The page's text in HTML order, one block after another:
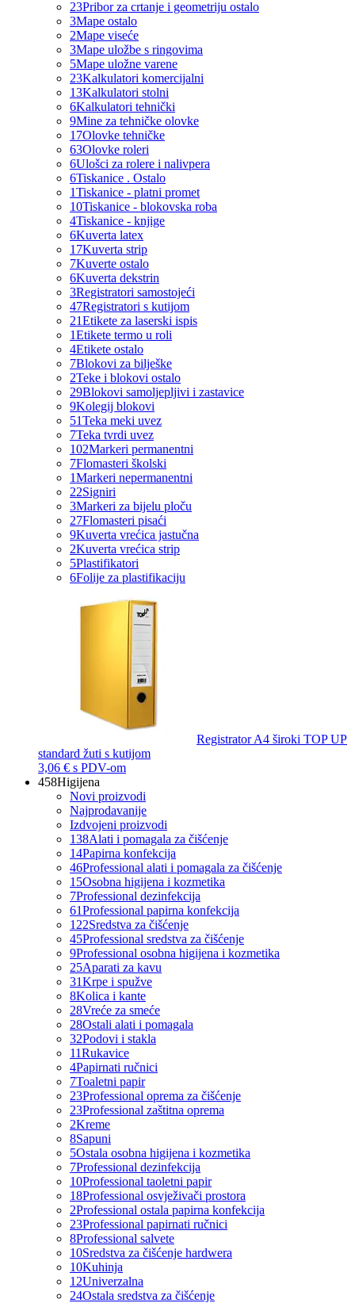
23Pribor za crtanje i geometriju ostalo
3Mape ostalo
2Mape viseće
3Mape uložbe s ringovima
5Mape uložne varene
23Kalkulatori komercijalni
13Kalkulatori stolni
6Kalkulatori tehnički
9Mine za tehničke olovke
17Olovke tehničke
63Olovke roleri
6Ulošci za rolere i nalivpera
6Tiskanice . Ostalo
1Tiskanice - platni promet
10Tiskanice - blokovska roba
4Tiskanice - knjige
6Kuverta latex
17Kuverta strip
7Kuverte ostalo
6Kuverta dekstrin
3Registratori samostojeći
47Registratori s kutijom
21Etikete za laserski ispis
1Etikete termo u roli
4Etikete ostalo
7Blokovi za bilješke
2Teke i blokovi ostalo
29Blokovi samoljepljivi i zastavice
9Kolegij blokovi
51Teka meki uvez
7Teka tvrdi uvez
102Markeri permanentni
7Flomasteri školski
1Markeri nepermanentni
22Signiri
3Markeri za bijelu ploču
27Flomasteri pisaći
9Kuverta vrećica jastučna
2Kuverta vrećica strip
5Plastifikatori
6Folije za plastifikaciju
Registrator A4 široki TOP UP
standard žuti s kutijom
3,06 € s PDV-om
458Higijena
Novi proizvodi
Najprodavanije
Izdvojeni proizvodi
138Alati i pomagala za čišćenje
14Papirna konfekcija
46Professional alati i pomagala za čišćenje
15Osobna higijena i kozmetika
7Professional dezinfekcija
61Professional papirna konfekcija
122Sredstva za čišćenje
45Professional sredstva za čišćenje
9Professional osobna higijena i kozmetika
25Aparati za kavu
31Krpe i spužve
8Kolica i kante
28Vreće za smeće
28Ostali alati i pomagala
32Podovi i stakla
11Rukavice
4Papirnati ručnici
7Toaletni papir
23Professional oprema za čišćenje
23Professional zaštitna oprema
2Kreme
8Sapuni
5Ostala osobna higijena i kozmetika
7Professional dezinfekcija
10Professional taoletni papir
18Professional osvježivači prostora
2Professional ostala papirna konfekcija
23Professional papirnati ručnici
8Professional salvete
10Sredstva za čišćenje hardwera
10Kuhinja
12Univerzalna
24Ostala sredstva za čišćenje